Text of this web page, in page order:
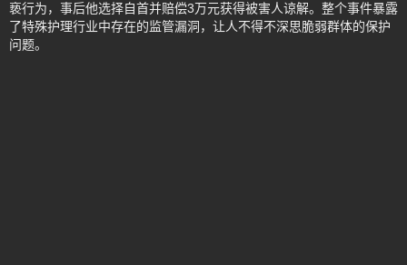
亵行为，事后他选择自首并赔偿3万元获得被害人谅解。整个事件暴露
了特殊护理行业中存在的监管漏洞，让人不得不深思脆弱群体的保护
问题。